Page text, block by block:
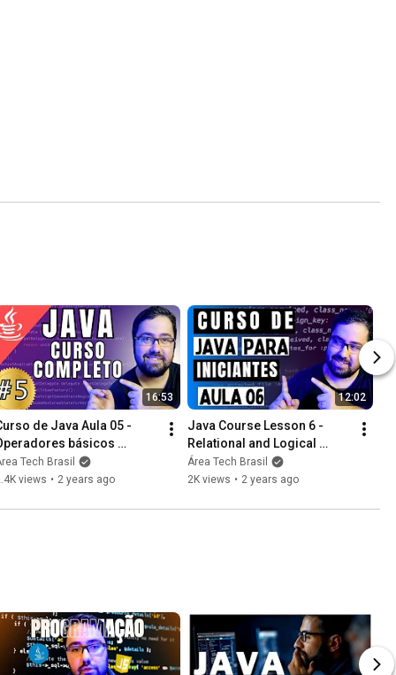
16:53
de Java Aula 05 -
básicos
Tech Brasil
views • 2 years ago
12:02
Java Course Lesson 6 -
Relational and Logical
Operators
Área Tech Brasil
2K views • 2 years ago